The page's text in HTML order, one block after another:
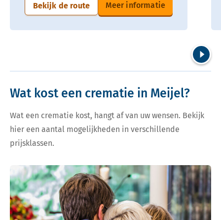
Bekijk de route Meer informatie
Wat kost een crematie in Meijel?
Wat een crematie kost, hangt af van uw wensen. Bekijk
hier een aantal mogelijkheden in verschillende
prijsklassen.
Bekijk tarieven voor crematie